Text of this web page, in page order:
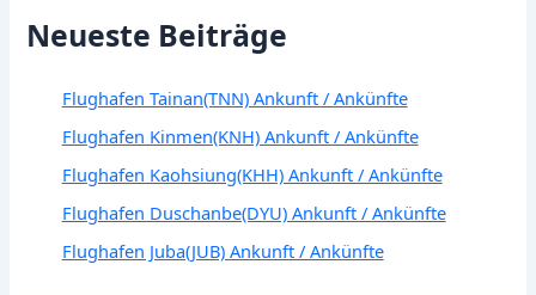
Neueste Beiträge
Flughafen Tainan(TNN) Ankunft / Ankünfte
Flughafen Kinmen(KNH) Ankunft / Ankünfte
Flughafen Kaohsiung(KHH) Ankunft / Ankünfte
Flughafen Duschanbe(DYU) Ankunft / Ankünfte
Flughafen Juba(JUB) Ankunft / Ankünfte